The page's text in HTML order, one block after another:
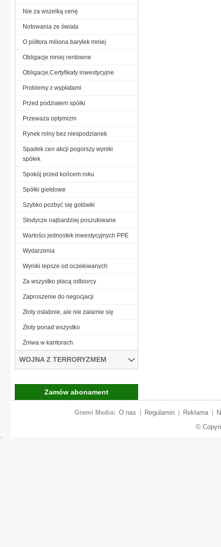
Nie za wszelką cenę
Notowania ze świata
O półtora miliona baryłek mniej
Obligacje mniej rentowne
Obligacje,Certyfikaty inwestycyjne
Problemy z wypłatami
Przed podziałem spółki
Przeważa optymizm
Rynek rolny bez niespodzianek
Spadek cen akcji pogorszy wyniki
spółek
Spokój przed końcem roku
Spółki giełdowe
Szybko pozbyć się gotówki
Słodycze najbardziej poszukiwane
Wartości jednostek inwestycyjnych PPE
Wydarzenia
Wyniki lepsze od oczekiwanych
Za wszystko płacą odbiorcy
Zaproszenie do negocjacji
Złoty osłabnie, ale nie załamie się
Złoty ponad wszystko
Żniwa w kantorach
WOJNA Z TERRORYZMEM
Zamów abonament
Gremi Media: O nas Regulamin Reklama
©